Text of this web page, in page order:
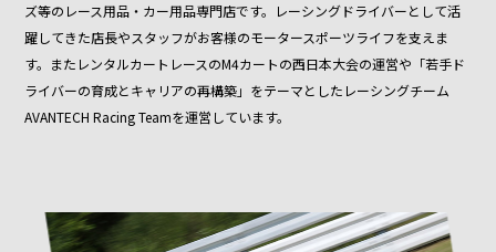
ズ等のレース用品・カー用品専門店です。レーシングドライバーとして活
躍してきた店長やスタッフがお客様のモータースポーツライフを支えま
す。またレンタルカートレースのM4カートの西日本大会の運営や「若手ド
ライバーの育成とキャリアの再構築」をテーマとしたレーシングチーム
AVANTECH Racing Teamを運営しています。